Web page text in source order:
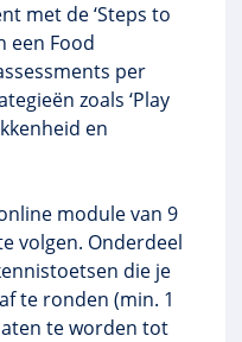
met de ‘Steps to
een Food
per
zoals ‘Play
en
module van 9
volgen. Onderdeel
die je
te ronden (min. 1
te worden tot